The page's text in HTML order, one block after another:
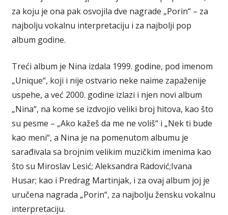
za koju je ona pak osvojila dve nagrade „Porin“ – za
najbolju vokalnu interpretaciju i za najbolji pop
album godine.
Treći album je Nina izdala 1999. godine, pod imenom
„Unique“, koji i nije ostvario neke naime zapaženije
uspehe, a već 2000. godine izlazi i njen novi album
„Nina“, na kome se izdvojio veliki broj hitova, kao što
su pesme – „Ako kažeš da me ne voliš“ i „Nek ti bude
kao meni“, a Nina je na pomenutom albumu je
sarađivala sa brojnim velikim muzičkim imenima kao
što su Miroslav Lesić; Aleksandra Radović;Ivana
Husar; kao i Predrag Martinjak, i za ovaj album joj je
uručena nagrada „Porin“, za najbolju žensku vokalnu
interpretaciju.